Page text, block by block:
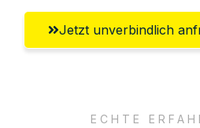
Jetzt unverbindlich
ECHTE